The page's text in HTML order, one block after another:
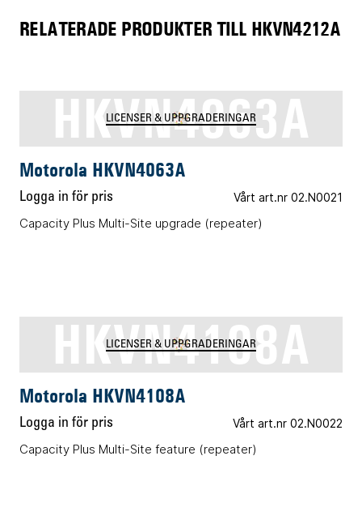
RELATERADE PRODUKTER TILL HKVN4212A
HKVN4063A
LICENSER & UPPGRADERINGAR
Motorola HKVN4063A
Logga in för pris Vårt art.nr 02.N0021
Capacity Plus Multi-Site upgrade (repeater)
HKVN4108A
LICENSER & UPPGRADERINGAR
Motorola HKVN4108A
Logga in för pris Vårt art.nr 02.N0022
Capacity Plus Multi-Site feature (repeater)